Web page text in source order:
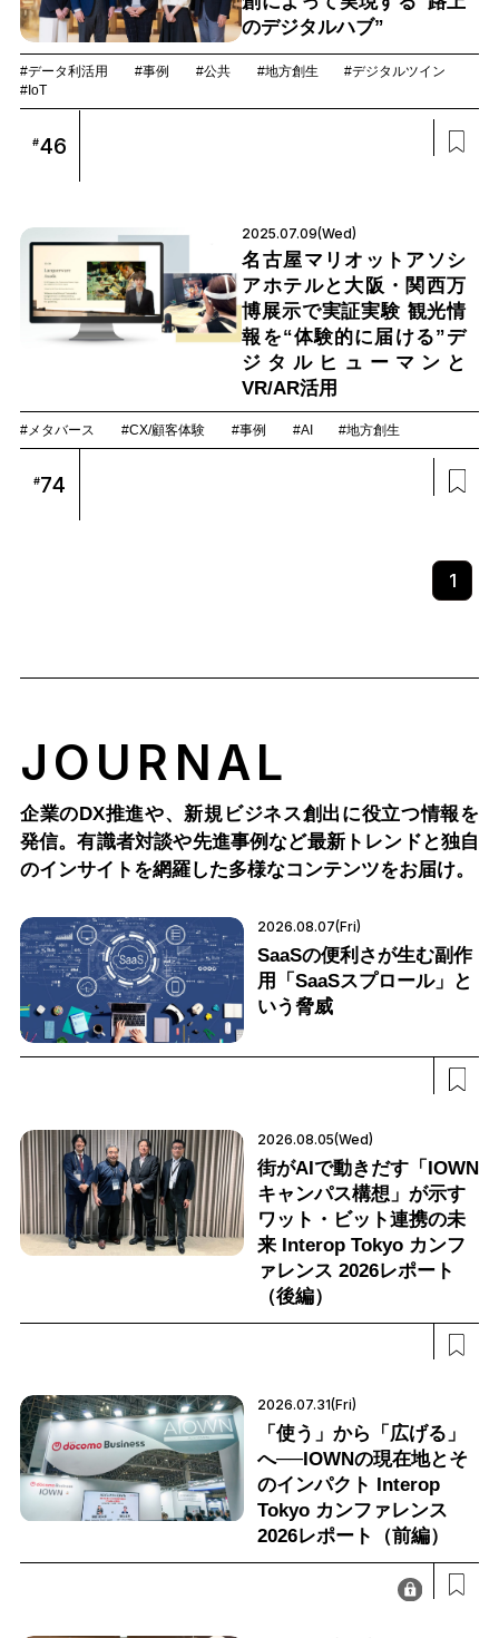
のデジタルハブ”
#データ利活用 #事例 #公共 #地方創生
#デジタルツイン
#IoT
#46
2025.07.09(Wed)
名古屋マリオットアソシ
アホテルと大阪・関西万
博展示で実証実験 観光情
報を“体験的に届ける”デ
ジタルヒューマンと
VR/AR活用
#メタバース #CX/顧客体験 #事例 #AI #地方創生
#74
1
JOURNAL
企業のDX推進や、新規ビジネス創出に役立つ情報を
発信。有識者対談や先進事例など最新トレンドと独自
のインサイトを網羅した多様なコンテンツをお届け。
2026.08.07(Fri)
SaaSの便利さが生む副作
用「SaaSスプロール」と
いう脅威
2026.08.05(Wed)
街がAIで動きだす「IOWN
キャンパス構想」が示す
ワット・ビット連携の未
来 Interop Tokyo カンフ
ァレンス 2026レポート
（後編）
2026.07.31(Fri)
「使う」から「広げる」
へ──IOWNの現在地とそ
のインパクト Interop
Tokyo カンファレンス
2026レポート（前編）